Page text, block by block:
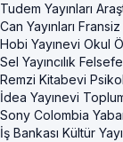
Tudem Yayınları
Can Yayınları
Hobi Yayınevi Okul
Sel Yayıncılık
Remzi Kitabevi
İdea Yayınevi
Sony Colombia
İş Bankası Kültür